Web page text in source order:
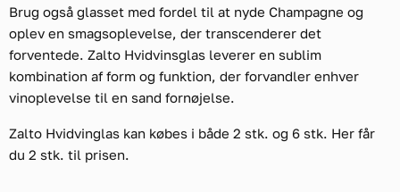
Brug også glasset med fordel til at nyde Champagne og
oplev en smagsoplevelse, der transcenderer det
forventede. Zalto Hvidvinsglas leverer en sublim
kombination af form og funktion, der forvandler enhver
vinoplevelse til en sand fornøjelse.
Zalto Hvidvinglas kan købes i både 2 stk. og 6 stk. Her får
du 2 stk. til prisen.